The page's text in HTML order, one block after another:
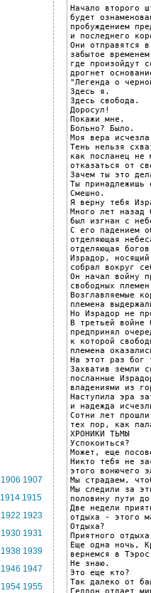
1906 1907
1914 1915
1922 1923
1930 1931
1938 1939
1946 1947
1954 1955
Начало второго
будет
пробуждением
и последнего
Они отправятся
забытое
где произойдут
дрогнет
"Легенда о
Здесь я.
Здесь свобода.
Доросул!
Покажи мне.
Больно? Было.
Моя вера
Тень нельзя
как посланец не
отказаться от
Зачем ты это
Ты принадлежишь
Смешно.
Я верну тебя
Много лет назад
был изгнан с
С его падением
отделяющая
отделяющая
Израдор,
собрал вокруг
Он начал войну
свободных
Возглавляемые
племена
Но Израдор не
В третьей войне
предпринял
к которой
племена
На этот раз бог
Захватив земли
посланные
владениями из
Наступила эра
и надежда
Сотни лет
тех пор, как
ХРОНИКИ ТЬМЫ
Успокоиться?
Может, еще
Никто тебя не
этого вонючего
Мы страдаем,
Мы следили за
половину пути
Две недели
отдыха - этого
Отдыха?
Приятного
Еще одна ночь,
вернемся в
Не знаю.
Это еще кто?
Так далеко от
Геддон отдает